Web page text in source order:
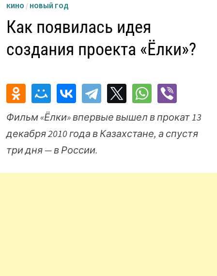
КИНО / НОВЫЙ ГОД
Как появилась идея
создания проекта «Ёлки»?
Фильм «Ёлки» впервые вышел в прокат 13
декабря 2010 года в Казахстане, а спустя
три дня — в России.